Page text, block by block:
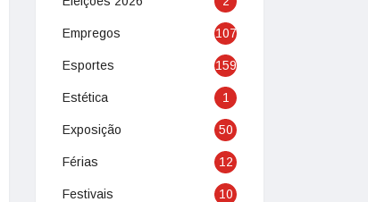
Empregos 107
Esportes 159
Estética 1
Exposição 50
Férias 12
Festivais 10